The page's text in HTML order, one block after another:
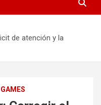
de atención y la